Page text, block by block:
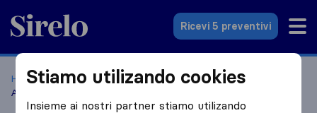
Sirelo.it
Ricevi 5 preventivi
Home Le 10 migliori aziende di traslochi in Italia
Artigiana Traslochi
Stiamo utilizando cookies
Insieme ai nostri partner stiamo utilizando